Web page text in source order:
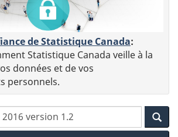
de Statistique Canada:
Statistique Canada veille à la
données et de vos
personnels.